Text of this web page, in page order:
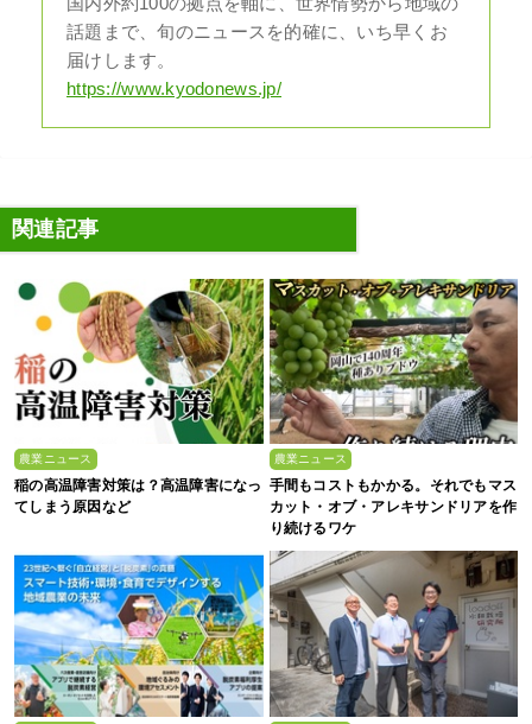
国内外約100の拠点を軸に、世界情勢から地域の
話題まで、旬のニュースを的確に、いち早くお
届けします。
https://www.kyodonews.jp/
関連記事
農業ニュース
稲の高温障害対策は？高温障害になっ
てしまう原因など
農業ニュース
手間もコストもかかる。それでもマス
カット・オブ・アレキサンドリアを作
り続けるワケ